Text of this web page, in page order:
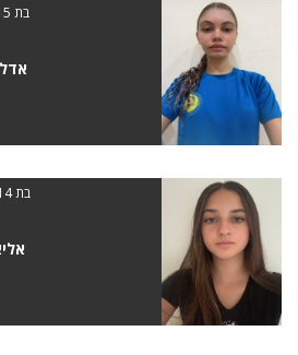
בת 15 | 167
בת 14 | 1.56